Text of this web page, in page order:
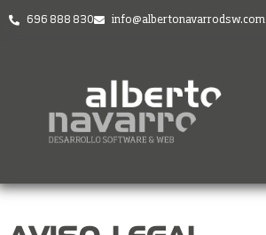
696 888 830 info@albertonavarrodsw.com